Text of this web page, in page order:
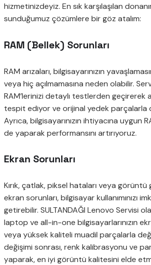
hizmetinizdeyiz. En sık karşılaşılan
sunduğumuz çözümlere bir göz atalım:
RAM (Bellek) Sorunları
RAM arızaları, bilgisayarınızın
veya hiç açılmamasına neden olabilir.
RAM’lerinizi detaylı testlerden geçirerek
tespit ediyor ve orijinal yedek parçalarla
Ayrıca, bilgisayarınızın ihtiyacına uygun
de yaparak performansını artırıyoruz.
Ekran Sorunları
Kırık, çatlak, piksel hataları veya görüntü
ekran sorunları, bilgisayar kullanımınızı
getirebilir. SULTANDAĞI Lenovo Servisi
laptop ve all-in-one bilgisayarlarınızın
veya yüksek kaliteli muadil parçalarla
değişimi sonrası, renk kalibrasyonu ve
yaparak, en iyi görüntü kalitesini elde